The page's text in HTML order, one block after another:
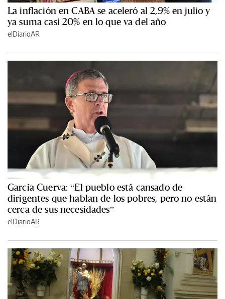
La inflación en CABA se aceleró al 2,9% en julio y
ya suma casi 20% en lo que va del año
elDiarioAR
García Cuerva: “El pueblo está cansado de
dirigentes que hablan de los pobres, pero no están
cerca de sus necesidades”
elDiarioAR